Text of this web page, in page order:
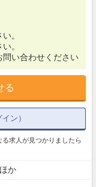
。
。
問い合わせください
る
ン）
求人が見つかりましたら
か